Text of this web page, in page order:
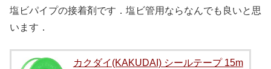
塩ビパイプの接着剤です．塩ビ管用ならなんでも良いと思
います．
カクダイ(KAKUDAI) シールテープ 15m